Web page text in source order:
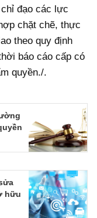
đạo các lực
chặt chẽ, thực
theo quy định
báo cáo cấp có
quyền./.
hữu